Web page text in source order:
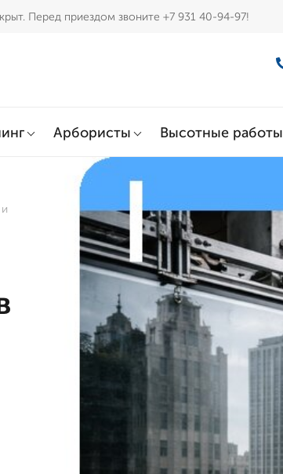
Перед приездом звоните +7 931 40-94-97!
Арбористы Высотные работы